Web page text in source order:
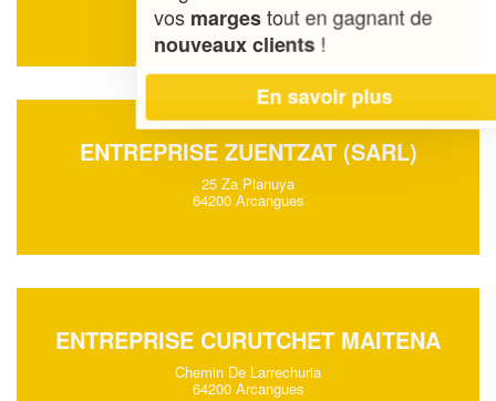
64200 Arcangues
ENTREPRISE ZUENTZAT (SARL)
25 Za Planuya
64200 Arcangues
ENTREPRISE CURUTCHET MAITENA
Chemin De Larrechuria
64200 Arcangues
vosmargestout en gagnant de
nouveaux clients!
En savoir plus